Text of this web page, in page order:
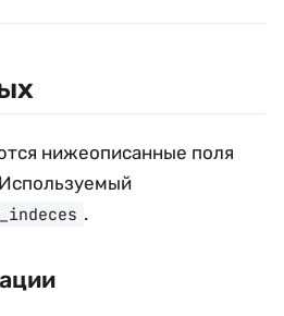
нижеописанные поля
.